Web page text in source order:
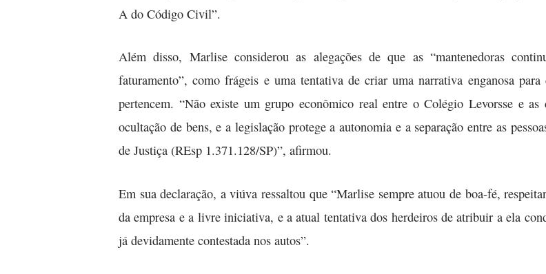
A do Código Civil”.
Além disso, Marlise considerou as alegações de que as “mantenedoras
faturamento”, como frágeis e uma tentativa de criar uma narrativa enganosa
pertencem. “Não existe um grupo econômico real entre o Colégio Levorsse e
ocultação de bens, e a legislação protege a autonomia e a separação entre as
de Justiça (REsp 1.371.128/SP)”, afirmou.
Em sua declaração, a viúva ressaltou que “Marlise sempre atuou de boa-fé,
da empresa e a livre iniciativa, e a atual tentativa dos herdeiros de atribuir a ela
já devidamente contestada nos autos”.